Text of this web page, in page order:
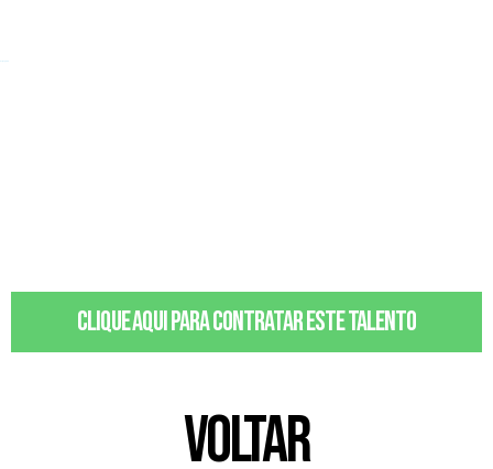
Clique aqui para contratar este talento
VOLTAR